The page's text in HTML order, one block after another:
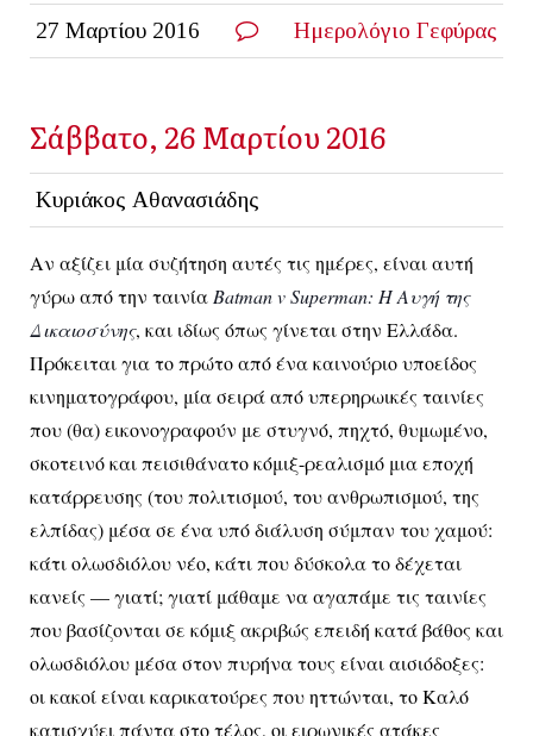
27 Μαρτίου 2016
Ημερολόγιο Γεφύρας
Σάββατο, 26 Μαρτίου 2016
Κυριάκος Αθανασιάδης
Αν αξίζει μία συζήτηση αυτές τις ημέρες, είναι αυτή
γύρω από την ταινία Batman v Superman: Η Αυγή της
Δικαιοσύνης, και ιδίως όπως γίνεται στην Ελλάδα.
Πρόκειται για το πρώτο από ένα καινούριο υποείδος
κινηματογράφου, μία σειρά από υπερηρωικές ταινίες
που (θα) εικονογραφούν με στυγνό, πηχτό, θυμωμένο,
σκοτεινό και πεισιθάνατο κόμιξ-ρεαλισμό μια εποχή
κατάρρευσης (του πολιτισμού, του ανθρωπισμού, της
ελπίδας) μέσα σε ένα υπό διάλυση σύμπαν του χαμού:
κάτι ολωσδιόλου νέο, κάτι που δύσκολα το δέχεται
κανείς — γιατί; γιατί μάθαμε να αγαπάμε τις ταινίες
που βασίζονται σε κόμιξ ακριβώς επειδή κατά βάθος και
ολωσδιόλου μέσα στον πυρήνα τους είναι αισιόδοξες:
οι κακοί είναι καρικατούρες που ηττώνται, το Καλό
κατισχύει πάντα στο τέλος, οι ειρωνικές ατάκες